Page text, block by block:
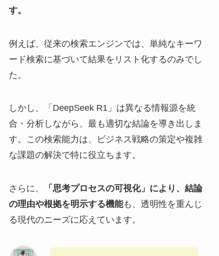
す。
例えば、従来の検索エンジンでは、単純なキーワ
ード検索に基づいて結果をリスト化するのみでし
た。
しかし、「DeepSeek R1」は異なる情報源を統
合・分析しながら、最も適切な結論を導き出しま
す。この検索能力は、ビジネス戦略の策定や複雑
な課題の解決で特に役立ちます。
さらに、
「思考プロセスの可視化」により、結論
の理由や根拠を明示する機能も、透明性を重んじ
る現代のニーズに応えています。